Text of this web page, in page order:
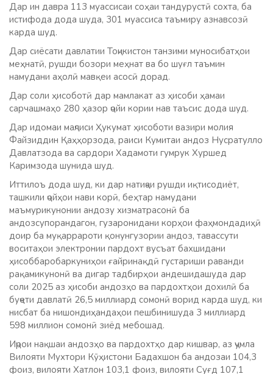
Дар ин давра 113 муассисаи соҳаи тандурустӣ сохта, ба
истифода дода шуда, 301 муассиса таъмиру азнавсозӣ
карда шуд.
Дар сиёсати давлатии Тоҷикистон танзими муносибатҳои
меҳнатӣ, рушди бозори меҳнат ва бо шуғл таъмин
намудани аҳолӣ мавқеи асосӣ дорад.
Дар соли ҳисоботӣ дар мамлакат аз ҳисоби ҳамаи
сарчашмаҳо 280 ҳазор ҷойи кории нав таъсис дода шуд.
Дар идомаи маҷлиси Ҳукумат ҳисоботи вазири молия
Файзиддин Қаҳҳорзода, раиси Кумитаи андоз Нусратулло
Давлатзода ва сардори Хадамоти гумрук Хуршед
Каримзода шунида шуд.
Иттилоъ дода шуд, ки дар натиҷаи рушди иқтисодиёт,
ташкили ҷойҳои нави корӣ, беҳтар намудани
маъмурикунонии андозу хизматрасонӣ ба
андозсупорандагон, гузаронидани корҳои фаҳмондадиҳӣ
доир ба муқаррароти қонунгузории андоз, тавассути
воситаҳои электронии пардохт вусъат бахшидани
ҳисоббаробаркуниҳои ғайринақдӣ густариши раванди
рақамикунонӣ ва дигар тадбирҳои андешидашуда дар
соли 2025 аз ҳисоби андозҳо ва пардохтҳои дохилӣ ба
буҷети давлатӣ 26,5 миллиард сомонӣ ворид карда шуд, ки
нисбат ба нишондиҳандаҳои пешбинишуда 3 миллиард
598 миллион сомонӣ зиёд мебошад.
Иҷрои нақшаи андозҳо ва пардохтҳо дар кишвар, аз ҷумла
Вилояти Мухтори Кӯҳистони Бадахшон ба андозаи 104,3
фоиз, вилояти Хатлон 103,1 фоиз, вилояти Суғд 107,1